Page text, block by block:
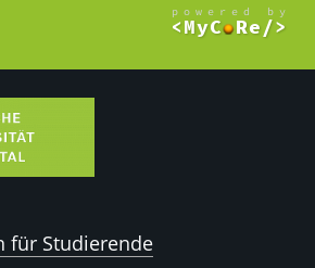
für Studierende